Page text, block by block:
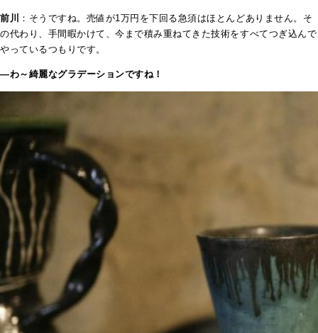
前川
：そうですね。売値が1万円を下回る急須はほとんどありません。そ
の代わり、手間暇かけて、今まで積み重ねてきた技術をすべてつぎ込んで
やっているつもりです。
―わ～綺麗なグラデーションですね！